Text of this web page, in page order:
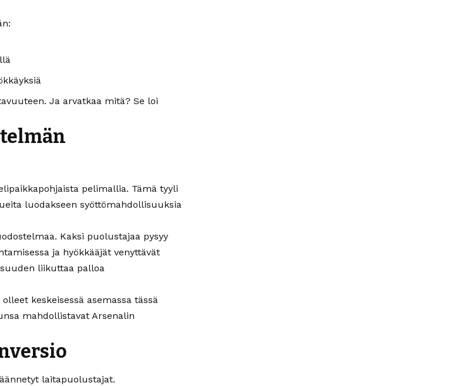
Ja arvatkaa mitä? Se loi
pelimallia. Tämä tyyli
luodakseen syöttömahdollisuuksia
Kaksi puolustajaa pysyy
ja hyökkääjät venyttävät
liikuttaa palloa
keskeisessä asemassa tässä
mahdollistavat Arsenalin
laitapuolustajat.